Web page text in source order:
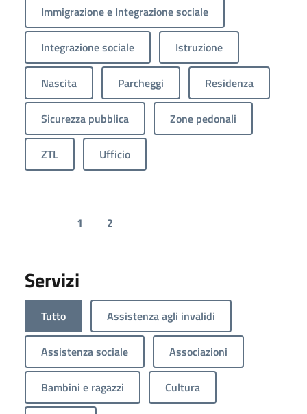
Immigrazione e Integrazione sociale
Integrazione sociale Istruzione
Nascita Parcheggi Residenza
Sicurezza pubblica Zone pedonali
ZTL Ufficio
Previous page
1 2
Servizi
Tutto Assistenza agli invalidi
Assistenza sociale Associazioni
Bambini e ragazzi Cultura